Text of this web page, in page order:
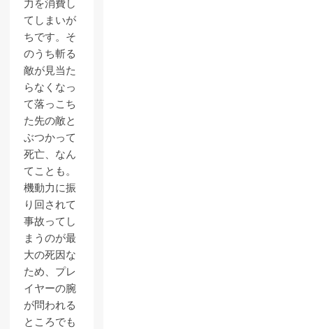
力を消費し
てしまいが
ちです。そ
のうち斬る
敵が見当た
らなくなっ
て落っこち
た先の敵と
ぶつかって
死亡、なん
てことも。
機動力に振
り回されて
事故ってし
まうのが最
大の死因な
ため、プレ
イヤーの腕
が問われる
ところでも